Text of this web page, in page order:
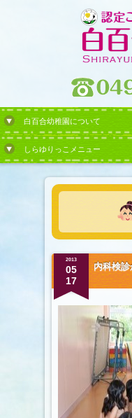
白百合幼稚園について
しらゆりっこメニュー
内科検
2013
05
17